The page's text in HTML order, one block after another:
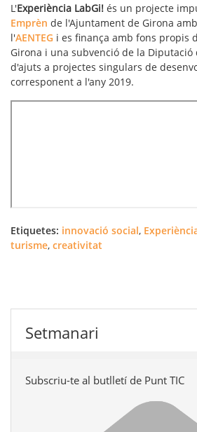
L'Experiència LabGi! és un projecte
Emprèn de l'Ajuntament de Girona
l'AENTEG i es finança amb fons propis
Girona i una subvenció de la Diputació
d'ajuts a projectes singulars de
corresponent a l'any 2019.
Etiquetes: innovació social,
turisme, creativitat
Setmanari
Subscriu-te al butlletí de Punt TIC